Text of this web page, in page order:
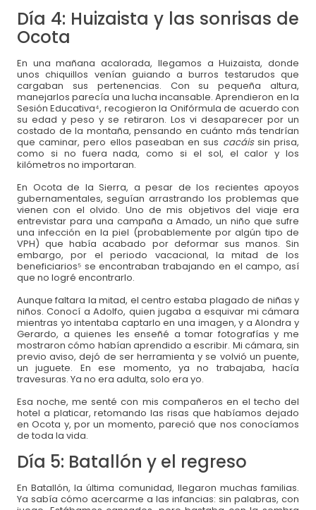
Día 4: Huizaista y las sonrisas de
Ocota
En una mañana acalorada, llegamos a Huizaista, donde
unos chiquillos venían guiando a burros testarudos que
cargaban sus pertenencias. Con su pequeña altura,
manejarlos parecía una lucha incansable. Aprendieron en la
Sesión Educativa⁴, recogieron la Onifórmula de acuerdo con
su edad y peso y se retiraron. Los vi desaparecer por un
costado de la montaña, pensando en cuánto más tendrían
que caminar, pero ellos paseaban en sus cacáis sin prisa,
como si no fuera nada, como si el sol, el calor y los
kilómetros no importaran.
En Ocota de la Sierra, a pesar de los recientes apoyos
gubernamentales, seguían arrastrando los problemas que
vienen con el olvido. Uno de mis objetivos del viaje era
entrevistar para una campaña a Amado, un niño que sufre
una infección en la piel (probablemente por algún tipo de
VPH) que había acabado por deformar sus manos. Sin
embargo, por el periodo vacacional, la mitad de los
beneficiarios⁵ se encontraban trabajando en el campo, así
que no logré encontrarlo.
Aunque faltara la mitad, el centro estaba plagado de niñas y
niños. Conocí a Adolfo, quien jugaba a esquivar mi cámara
mientras yo intentaba captarlo en una imagen, y a Alondra y
Gerardo, a quienes les enseñé a tomar fotografías y me
mostraron cómo habían aprendido a escribir. Mi cámara, sin
previo aviso, dejó de ser herramienta y se volvió un puente,
un juguete. En ese momento, ya no trabajaba, hacía
travesuras. Ya no era adulta, solo era yo.
Esa noche, me senté con mis compañeros en el techo del
hotel a platicar, retomando las risas que habíamos dejado
en Ocota y, por un momento, pareció que nos conocíamos
de toda la vida.
Día 5: Batallón y el regreso
En Batallón, la última comunidad, llegaron muchas familias.
Ya sabía cómo acercarme a las infancias: sin palabras, con